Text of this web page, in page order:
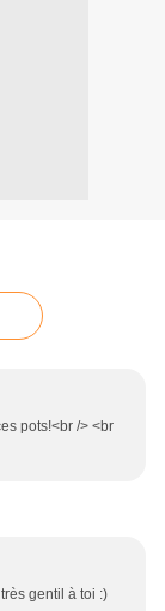
pots!<br /> <br
gentil à toi :)